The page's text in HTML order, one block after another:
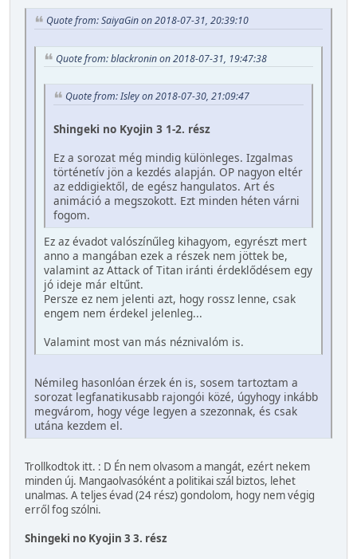
Quote from: SaiyaGin on 2018-07-31, 20:39:10
Quote from: blackronin on 2018-07-31, 19:47:38
Quote from: Isley on 2018-07-30, 21:09:47
Shingeki no Kyojin 3 1-2. rész
Ez a sorozat még mindig különleges. Izgalmas
történetív jön a kezdés alapján. OP nagyon eltér
az eddigiektől, de egész hangulatos. Art és
animáció a megszokott. Ezt minden héten várni
fogom.
Ez az évadot valószínűleg kihagyom, egyrészt mert
anno a mangában ezek a részek nem jöttek be,
valamint az Attack of Titan iránti érdeklődésem egy
jó ideje már eltűnt.
Persze ez nem jelenti azt, hogy rossz lenne, csak
engem nem érdekel jelenleg...
Valamint most van más néznivalóm is.
Némileg hasonlóan érzek én is, sosem tartoztam a
sorozat legfanatikusabb rajongói közé, úgyhogy inkább
megvárom, hogy vége legyen a szezonnak, és csak
utána kezdem el.
Trollkodtok itt. : D Én nem olvasom a mangát, ezért nekem
minden új. Mangaolvasóként a politikai szál biztos, lehet
unalmas. A teljes évad (24 rész) gondolom, hogy nem végig
erről fog szólni.
Shingeki no Kyojin 3 3. rész